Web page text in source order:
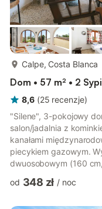
Calpe, Costa Blanca
Dom • 57 m² • 2
8,6 (25 recenzje)
"Silene", 3-pokojowy
salon/jadalnia z
kanałami
piecykiem gazowym.
dwuosobowym (160
piekarnik, zmywarka
od 348 zł / noc